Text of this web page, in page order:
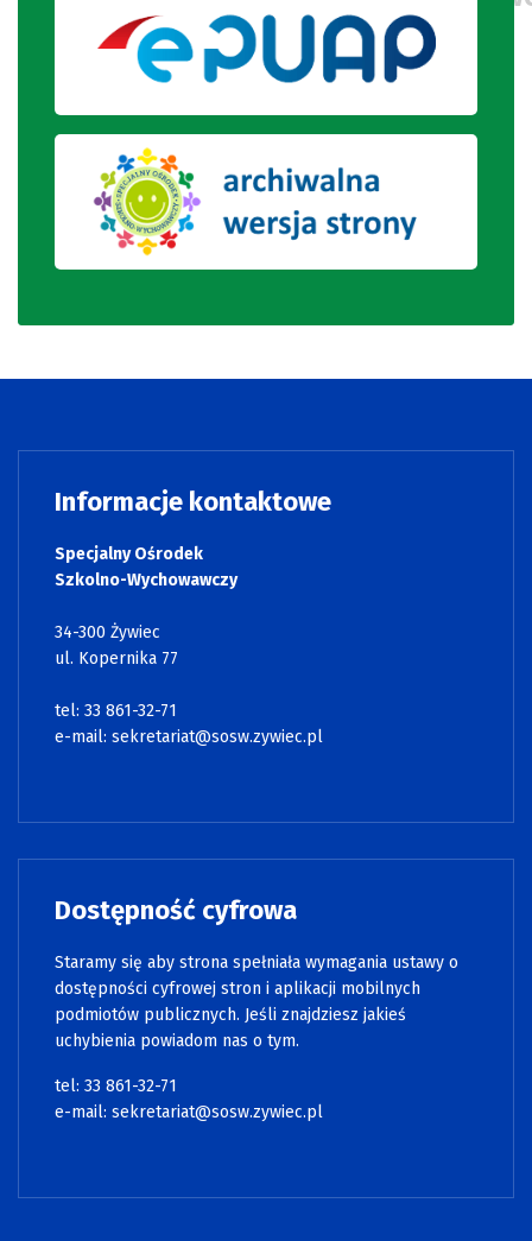
Informacje kontaktowe
Specjalny Ośrodek
Szkolno-Wychowawczy
34-300 Żywiec
ul. Kopernika 77
tel: 33 861-32-71
e-mail: sekretariat@sosw.zywiec.pl
Dostępność cyfrowa
Staramy się aby strona spełniała wymagania ustawy o
dostępności cyfrowej stron i aplikacji mobilnych
podmiotów publicznych. Jeśli znajdziesz jakieś
uchybienia powiadom nas o tym.
tel: 33 861-32-71
e-mail: sekretariat@sosw.zywiec.pl